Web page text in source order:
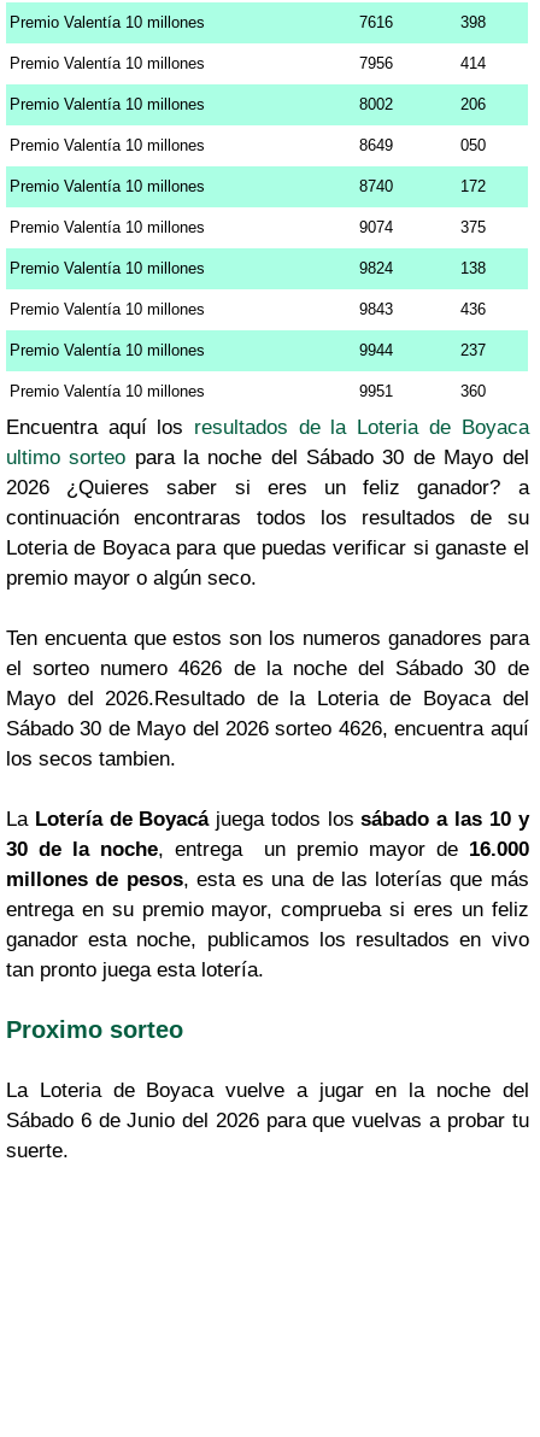
Premio Valentía 10 millones 7616 398
Premio Valentía 10 millones 7956 414
Premio Valentía 10 millones 8002 206
Premio Valentía 10 millones 8649 050
Premio Valentía 10 millones 8740 172
Premio Valentía 10 millones 9074 375
Premio Valentía 10 millones 9824 138
Premio Valentía 10 millones 9843 436
Premio Valentía 10 millones 9944 237
Premio Valentía 10 millones 9951 360
Encuentra aquí los resultados de la Loteria de Boyaca
ultimo sorteo para la noche del Sábado 30 de Mayo del
2026 ¿Quieres saber si eres un feliz ganador? a
continuación encontraras todos los resultados de su
Loteria de Boyaca para que puedas verificar si ganaste el
premio mayor o algún seco.
Ten encuenta que estos son los numeros ganadores para
el sorteo numero 4626 de la noche del Sábado 30 de
Mayo del 2026.Resultado de la Loteria de Boyaca del
Sábado 30 de Mayo del 2026 sorteo 4626, encuentra aquí
los secos tambien.
La Lotería de Boyacá juega todos lossábado a las 10 y
30 de la noche, entrega un premio mayor de 16.000
millones de pesos, esta es una de las loterías que más
entrega en su premio mayor, comprueba si eres un feliz
ganador esta noche, publicamos los resultados en vivo
tan pronto juega esta lotería.
Proximo sorteo
La Loteria de Boyaca vuelve a jugar en la noche del
Sábado 6 de Junio del 2026 para que vuelvas a probar tu
suerte.